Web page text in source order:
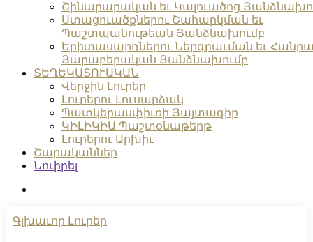
Շինարարական եւ Կալուածոց
Ստացուածքներու Շահարկման եւ
Պաշտպանութեան Յանձնախումբ
Երիտասարդներու Ներգրաւման եւ
Յարաբերական Յանձնախումբ
ՏԵՂԵԿԱՏՈՒԱԿԱՆ
Վերջին Լուրեր
Լուրերու Լուսարձակ
Պատկերասփիւռի Յայտագիր
ԿԻԼԻԿԻԱ Պաշտօնաթերթ
Լուրերու Արխիւ
Շարականներ
Նուիրել
Գլխաւոր Լուրեր